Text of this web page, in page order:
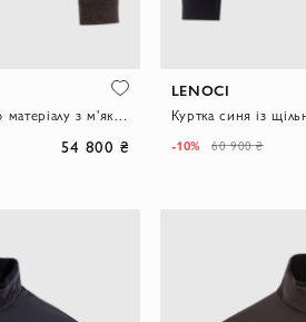
54 800 ₴
LENOCI
-10% 60 900 ₴